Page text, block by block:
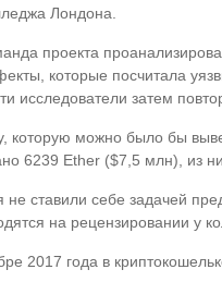
Лондона.
проекта
которые посчитала
исследователи затем
которую можно было бы
6239 Ether ($7,5 млн), из
не ставили себе задачей
на рецензировании у
2017 года в